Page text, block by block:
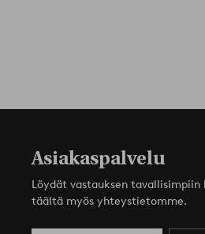
Asiakaspalvelu
Löydät vastauksen
täältä myös yhteystietomme.